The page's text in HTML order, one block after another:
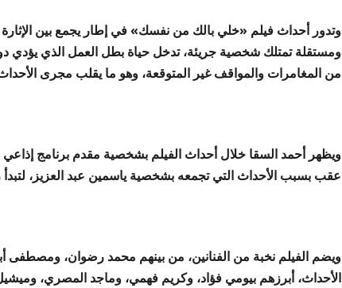
وتدور أحداث فيلم «خلي بالك من نفسك» في إطار يجمع بين
ومستقلة تمتلك شخصية جريئة، تدخل حياة بطل العمل الذي
من المغامرات والمواقف غير المتوقعة، وهو ما يقلب مجرى
ويظهر أحمد السقا خلال أحداث الفيلم بشخصية مقدم برنامج
عقب بسبب الأحداث التي تجمعه بشخصية ياسمين عبد العزيز،
ويضم الفيلم نخبة من الفنانين، من بينهم محمد رضوان،
الأحداث، أبرزهم بيومي فؤاد، وكريم فهمي، وماجد المصري،